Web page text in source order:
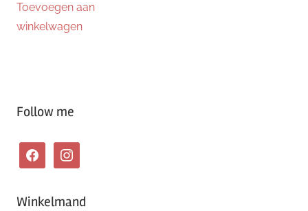
was:
€12.95.
is:
€10.00.
Toevoegen aan
winkelwagen
Follow me
facebookinstagram
Winkelmand